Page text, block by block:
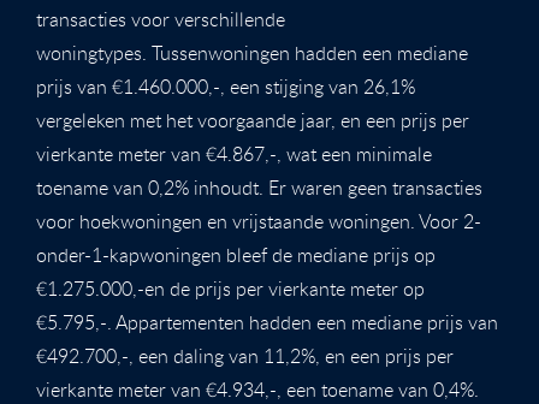
transacties voor verschillende
woningtypes. Tussenwoningen hadden een mediane
prijs van €1.460.000,-, een stijging van 26,1%
vergeleken met het voorgaande jaar, en een prijs per
vierkante meter van €4.867,-, wat een minimale
toename van 0,2% inhoudt. Er waren geen transacties
voor hoekwoningen en vrijstaande woningen. Voor 2-
onder-1-kapwoningen bleef de mediane prijs op
€1.275.000,-en de prijs per vierkante meter op
€5.795,-. Appartementen hadden een mediane prijs van
€492.700,-, een daling van 11,2%, en een prijs per
vierkante meter van €4.934,-, een toename van 0,4%.